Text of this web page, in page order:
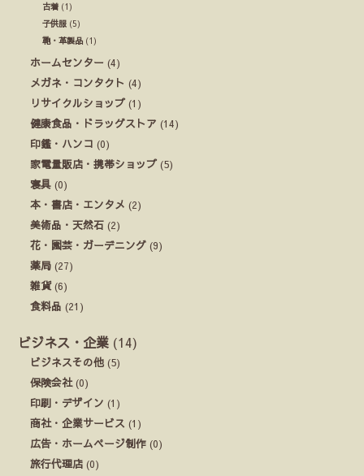
古着 (1)
子供服 (5)
鞄・革製品 (1)
ホームセンター (4)
メガネ・コンタクト (4)
リサイクルショップ (1)
健康食品・ドラッグストア (14)
印鑑・ハンコ (0)
家電量販店・携帯ショップ (5)
寝具 (0)
本・書店・エンタメ (2)
美術品・天然石 (2)
花・園芸・ガーデニング (9)
薬局 (27)
雑貨(6)
食料品 (21)
ビジネス・企業 (14)
ビジネスその他 (5)
保険会社(0)
印刷・デザイン (1)
商社・企業サービス (1)
広告・ホームページ制作 (0)
旅行代理店 (0)